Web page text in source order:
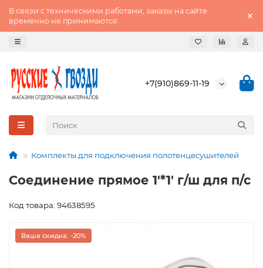
В связи с техническими работами, заказы на сайте
временно не принимаются
+7(910)869-11-19
Комплекты для подключения полотенцесушителей
Соединение прямое 1'*1' г/ш для п/с
Код товара: 94638595
Ваша скидка: -20%